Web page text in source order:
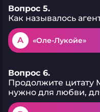
Вопрос 5.
Как называлось
A «Оле-Лукойе»
Вопрос 6.
Продолжите цитату
нужно для любви,